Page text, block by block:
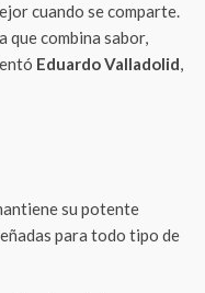
cuando se comparte.
que combina sabor,
Eduardo Valladolid,
su potente
para todo tipo de